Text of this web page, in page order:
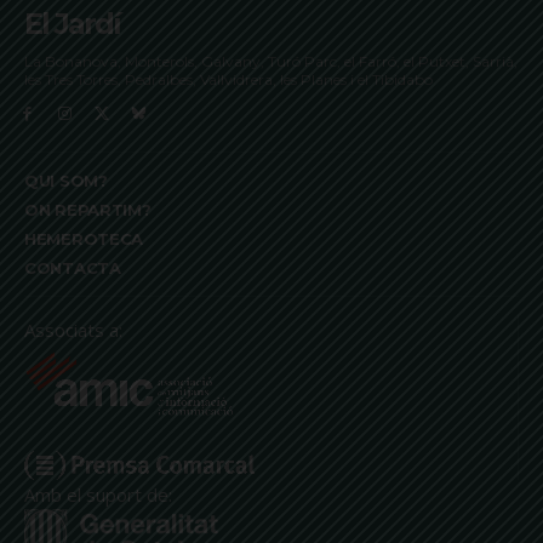
El Jardí
La Bonanova, Monterols, Galvany, Turó Parc, el Farró, el Putxet, Sarrià,
les Tres Torres, Pedralbes, Vallvidrera, les Planes i el Tibidabo
QUI SOM?
ON REPARTIM?
HEMEROTECA
CONTACTA
Associats a:
Amb el suport de: